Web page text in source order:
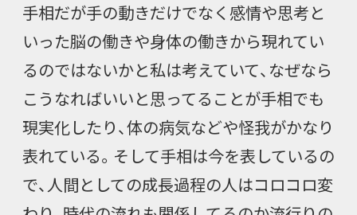
手相だが手の動きだけでなく感情や思考と
いった脳の働きや身体の働きから現れてい
るのではないかと私は考えていて、なぜなら
こうなればいいと思ってることが手相でも
現実化したり、体の病気などや怪我がかなり
表れている。そして手相は今を表しているの
で、人間としての成長過程の人はコロコロ変